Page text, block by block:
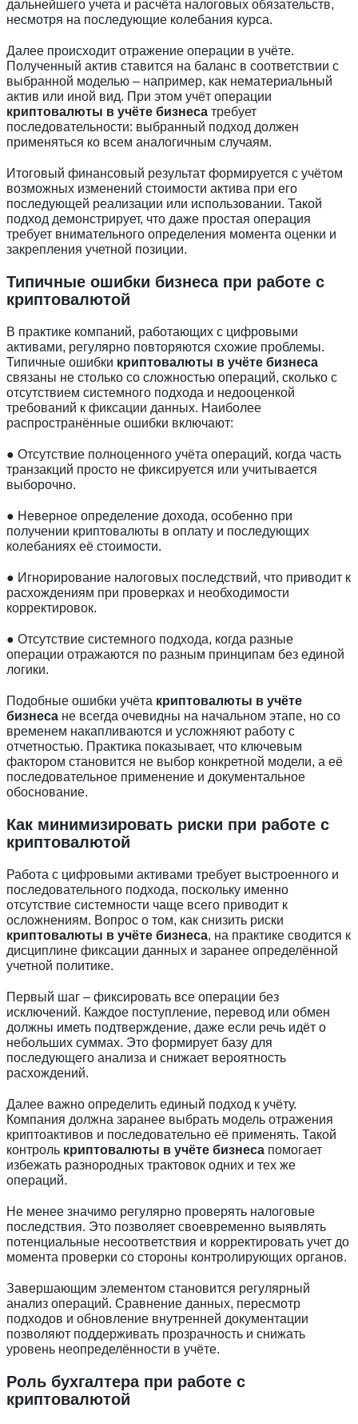
дальнейшего учета и расчёта налоговых обязательств,
несмотря на последующие колебания курса.
Далее происходит отражение операции в учёте.
Полученный актив ставится на баланс в соответствии с
выбранной моделью – например, как нематериальный
актив или иной вид. При этом учёт операции
криптовалюты в учёте бизнеса требует
последовательности: выбранный подход должен
применяться ко всем аналогичным случаям.
Итоговый финансовый результат формируется с учётом
возможных изменений стоимости актива при его
последующей реализации или использовании. Такой
подход демонстрирует, что даже простая операция
требует внимательного определения момента оценки и
закрепления учетной позиции.
Типичные ошибки бизнеса при работе с
криптовалютой
В практике компаний, работающих с цифровыми
активами, регулярно повторяются схожие проблемы.
Типичные ошибки криптовалюты в учёте бизнеса
связаны не столько со сложностью операций, сколько с
отсутствием системного подхода и недооценкой
требований к фиксации данных. Наиболее
распространённые ошибки включают:
● Отсутствие полноценного учёта операций, когда часть
транзакций просто не фиксируется или учитывается
выборочно.
● Неверное определение дохода, особенно при
получении криптовалюты в оплату и последующих
колебаниях её стоимости.
● Игнорирование налоговых последствий, что приводит к
расхождениям при проверках и необходимости
корректировок.
● Отсутствие системного подхода, когда разные
операции отражаются по разным принципам без единой
логики.
Подобные ошибки учёта криптовалюты в учёте
бизнеса не всегда очевидны на начальном этапе, но со
временем накапливаются и усложняют работу с
отчетностью. Практика показывает, что ключевым
фактором становится не выбор конкретной модели, а её
последовательное применение и документальное
обоснование.
Как минимизировать риски при работе с
криптовалютой
Работа с цифровыми активами требует выстроенного и
последовательного подхода, поскольку именно
отсутствие системности чаще всего приводит к
осложнениям. Вопрос о том, как снизить риски
криптовалюты в учёте бизнеса, на практике сводится к
дисциплине фиксации данных и заранее определённой
учетной политике.
Первый шаг – фиксировать все операции без
исключений. Каждое поступление, перевод или обмен
должны иметь подтверждение, даже если речь идёт о
небольших суммах. Это формирует базу для
последующего анализа и снижает вероятность
расхождений.
Далее важно определить единый подход к учёту.
Компания должна заранее выбрать модель отражения
криптоактивов и последовательно её применять. Такой
контроль криптовалюты в учёте бизнеса помогает
избежать разнородных трактовок одних и тех же
операций.
Не менее значимо регулярно проверять налоговые
последствия. Это позволяет своевременно выявлять
потенциальные несоответствия и корректировать учет до
момента проверки со стороны контролирующих органов.
Завершающим элементом становится регулярный
анализ операций. Сравнение данных, пересмотр
подходов и обновление внутренней документации
позволяют поддерживать прозрачность и снижать
уровень неопределённости в учёте.
Роль бухгалтера при работе с
криптовалютой
Введите ваш номер телефона и мы вам
перезвоним!
Нажимая кнопку отправить я
ПринимаюПолитику конфиденциальности
ДаюСогласие на обработку персональных данных